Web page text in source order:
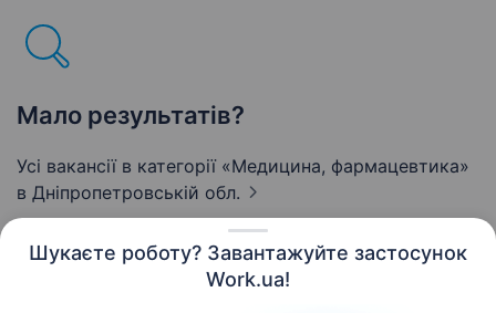
Шукаєте роботу? Завантажуйте застосунок
Work.ua!
Мало результатів?
Усі вакансії в категорії «Медицина, фармацевтика»
в Дніпропетровській обл.